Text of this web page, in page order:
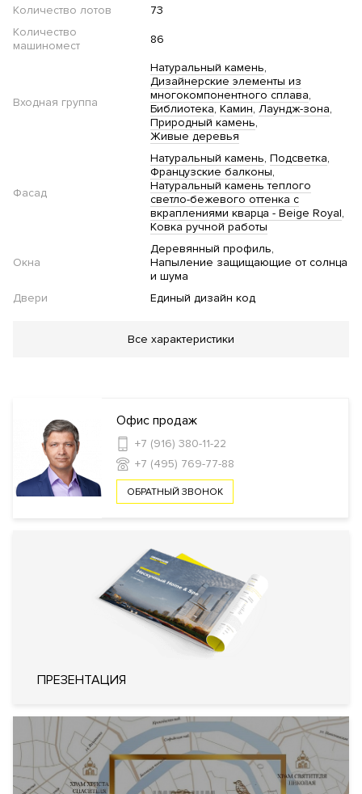
Количество лотов
73
Количество
машиномест
86
Входная группа
Натуральный камень
Дизайнерские элементы из
многокомпонентного сплава
Библиотека Камин Лаундж-зона
Природный камень
Живые деревья
Фасад
Натуральный камень Подсветка
Французские балконы
Натуральный камень теплого
светло-бежевого оттенка с
вкраплениями кварца - Beige Royal
Ковка ручной работы
Окна
Деревянный профиль
Напыление защищающие от солнца
и шума
Двери
Единый дизайн код
Инфраструктура в доме
Консьерж сервис MUTE ROOM Библиотека
отдыха для водителей и охраны
Клубная
Фитнес клуб
Безопасность
КПП Профессиональная охрана
Консьерж служба
Видеонаблюдение
Удаленный контроль охранных
систем квартиры
Доступ по магнитным картам на
каждый этаж
Внутренняя
Закрытый внутренний двор
Все характеристики
Офис продаж
+7 (916) 380-11-22
+7 (495) 769-77-88
ОБРАТНЫЙ ЗВОНОК
ПРЕЗЕНТАЦИЯ